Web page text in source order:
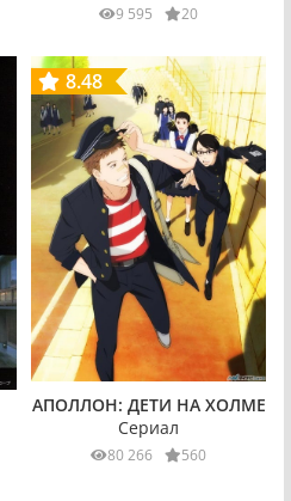
9 595 20
8.48
АПОЛЛОН: ДЕТИ НА ХОЛМЕ
Сериал
80 266 560